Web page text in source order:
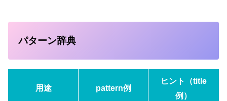
パターン辞典
用途 pattern例
ヒント（title
例）